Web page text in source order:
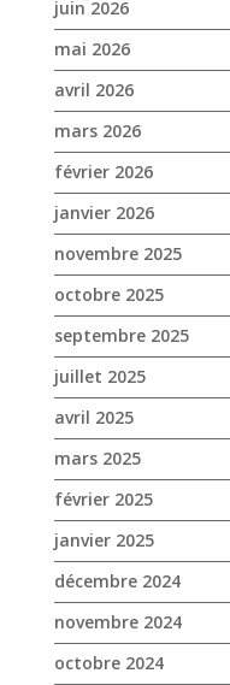
janvier 2026
novembre 2025
octobre 2025
septembre 2025
juillet 2025
avril 2025
mars 2025
février 2025
janvier 2025
décembre 2024
novembre 2024
octobre 2024
septembre 2024
août 2024
juin 2024
mai 2024
avril 2024